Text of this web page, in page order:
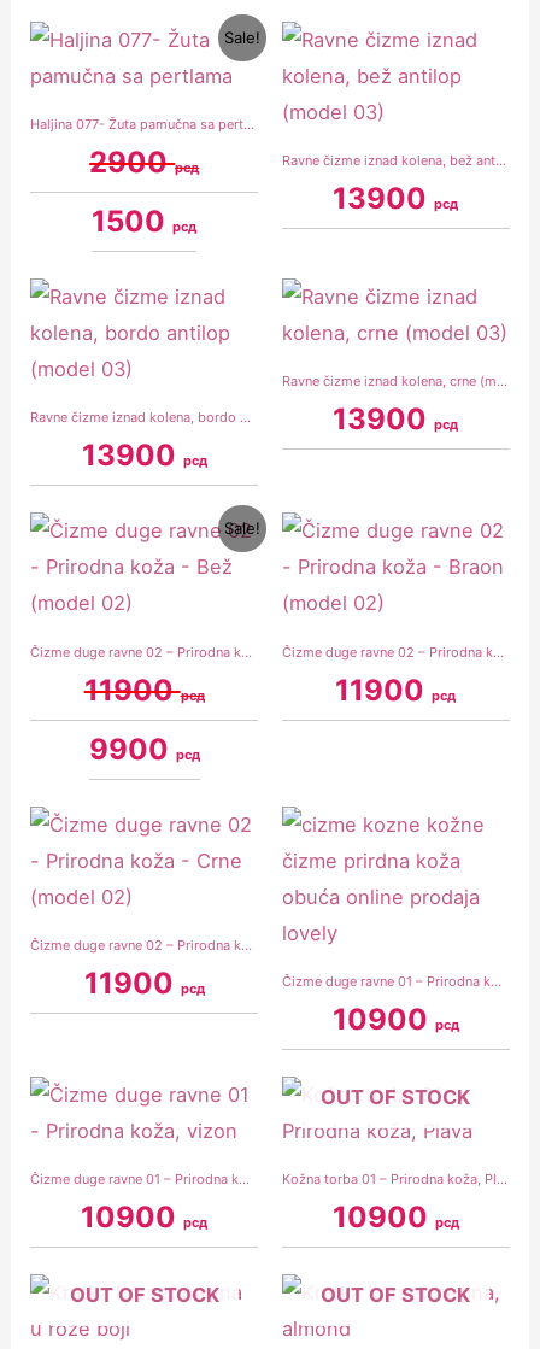
Sale!
Haljina 077- Žuta pamučna sa pertlama
2900рсд
Original
price
2900 рсд.
1500рсд
Current
price
1500 рсд.
Ravne čizme iznad kolena, bež antilop (model 03)
13900рсд
Ravne čizme iznad kolena, bordo antilop (model 03)
13900 рсд
Ravne čizme iznad kolena, crne (model 03)
13900рсд
Sale!
Čizme duge ravne 02 – Prirodna koža – Bež (model 02)
11900рсд
Original
price
was:
11900 рсд.
9900 рсд
Current
price
is:
9900 рсд.
Čizme duge ravne 02 – Prirodna koža – Braon (model 02)
11900рсд
Čizme duge ravne 02 – Prirodna koža – Crne (model 02)
11900 рсд Čizme duge ravne 01 – Prirodna koža – Bež (model 01)
10900 рсд
Čizme duge ravne 01 – Prirodna koža, vizon
10900рсд
OUT OF STOCK
Kožna torba 01 – Prirodna koža, Plava
10900 рсд
OUT OF STOCK OUT OF STOCK